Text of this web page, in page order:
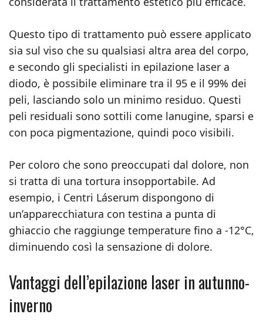
Questo tipo di trattamento può essere applicato
sia sul viso che su qualsiasi altra area del corpo,
e secondo gli specialisti in epilazione laser a
diodo, è possibile eliminare tra il 95 e il 99% dei
peli, lasciando solo un minimo residuo. Questi
peli residuali sono sottili come lanugine, sparsi e
con poca pigmentazione, quindi poco visibili.
Per coloro che sono preoccupati dal dolore, non
si tratta di una tortura insopportabile. Ad
esempio, i Centri Láserum dispongono di
un’apparecchiatura con testina a punta di
ghiaccio che raggiunge temperature fino a -12°C,
diminuendo così la sensazione di dolore.
Vantaggi dell’epilazione laser in autunno-
inverno